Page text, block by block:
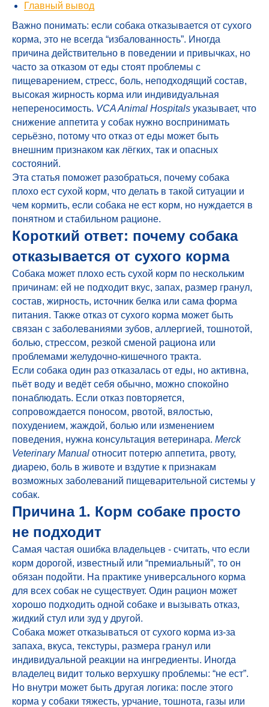
Главный вывод
Важно понимать: если собака отказывается от сухого
корма, это не всегда “избалованность”. Иногда
причина действительно в поведении и привычках, но
часто за отказом от еды стоят проблемы с
пищеварением, стресс, боль, неподходящий состав,
высокая жирность корма или индивидуальная
непереносимость. VCA Animal Hospitals указывает, что
снижение аппетита у собак нужно воспринимать
серьёзно, потому что отказ от еды может быть
внешним признаком как лёгких, так и опасных
состояний.
Эта статья поможет разобраться, почему собака
плохо ест сухой корм, что делать в такой ситуации и
чем кормить, если собака не ест корм, но нуждается в
понятном и стабильном рационе.
Короткий ответ: почему собака
отказывается от сухого корма
Собака может плохо есть сухой корм по нескольким
причинам: ей не подходит вкус, запах, размер гранул,
состав, жирность, источник белка или сама форма
питания. Также отказ от сухого корма может быть
связан с заболеваниями зубов, аллергией, тошнотой,
болью, стрессом, резкой сменой рациона или
проблемами желудочно-кишечного тракта.
Если собака один раз отказалась от еды, но активна,
пьёт воду и ведёт себя обычно, можно спокойно
понаблюдать. Если отказ повторяется,
сопровождается поносом, рвотой, вялостью,
похудением, жаждой, болью или изменением
поведения, нужна консультация ветеринара. Merck
Veterinary Manual относит потерю аппетита, рвоту,
диарею, боль в животе и вздутие к признакам
возможных заболеваний пищеварительной системы у
собак.
Причина 1. Корм собаке просто
не подходит
Самая частая ошибка владельцев - считать, что если
корм дорогой, известный или “премиальный”, то он
обязан подойти. На практике универсального корма
для всех собак не существует. Один рацион может
хорошо подходить одной собаке и вызывать отказ,
жидкий стул или зуд у другой.
Собака может отказываться от сухого корма из-за
запаха, вкуса, текстуры, размера гранул или
индивидуальной реакции на ингредиенты. Иногда
владелец видит только верхушку проблемы: “не ест”.
Но внутри может быть другая логика: после этого
корма у собаки тяжесть, урчание, тошнота, газы или